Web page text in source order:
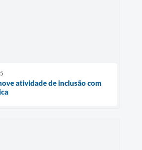
atividade de inclusão com